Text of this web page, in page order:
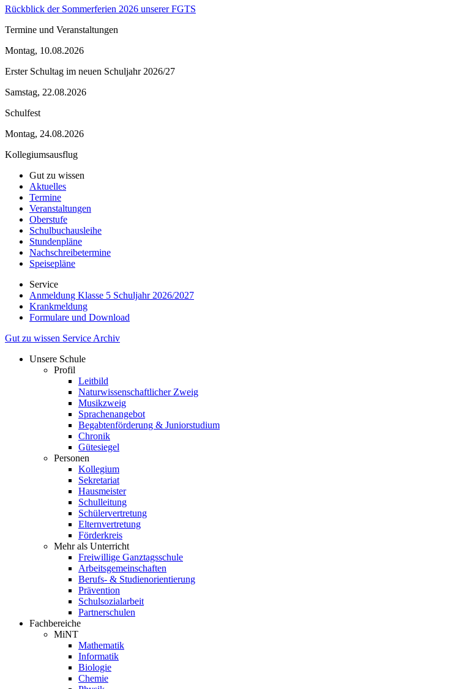
Rückblick der Sommerferien 2026 unserer FGTS
Termine und Veranstaltungen
Montag, 10.08.2026
Erster Schultag im neuen Schuljahr 2026/27
Samstag, 22.08.2026
Schulfest
Montag, 24.08.2026
Kollegiumsausflug
Gut zu wissen
Aktuelles
Termine
Veranstaltungen
Oberstufe
Schulbuchausleihe
Stundenpläne
Nachschreibetermine
Speisepläne
Service
Anmeldung Klasse 5 Schuljahr 2026/2027
Krankmeldung
Formulare und Download
Gut zu wissen Service Archiv
Unsere Schule
Profil
Leitbild
Naturwissenschaftlicher Zweig
Musikzweig
Sprachenangebot
Begabtenförderung & Juniorstudium
Chronik
Gütesiegel
Personen
Kollegium
Sekretariat
Hausmeister
Schulleitung
Schülervertretung
Elternvertretung
Förderkreis
Mehr als Unterricht
Freiwillige Ganztagsschule
Arbeitsgemeinschaften
Berufs- & Studienorientierung
Prävention
Schulsozialarbeit
Partnerschulen
Fachbereiche
MiNT
Mathematik
Informatik
Biologie
Chemie